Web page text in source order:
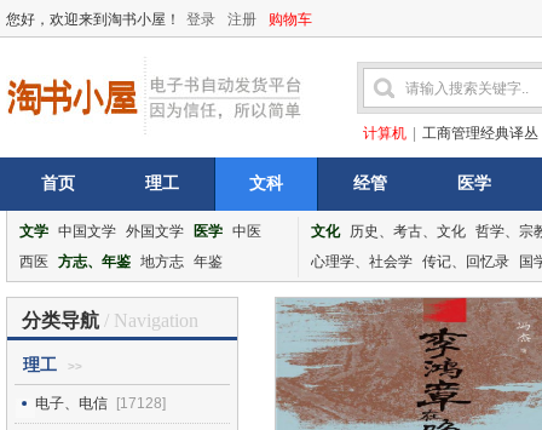
您好，欢迎来到淘书小屋！ 登录 注册 购物车
计算机 工商管理经典译丛
首页 理工 文科 经管 医学
文学 中国文学 外国文学 医学 中医
西医
方志、年鉴 地方志 年鉴
文化 历史、考古、文化 哲学、宗
心理学、社会学 传记、回忆录 国
分类导航 / Navigation
理工 >>
电子、电信 [17128]